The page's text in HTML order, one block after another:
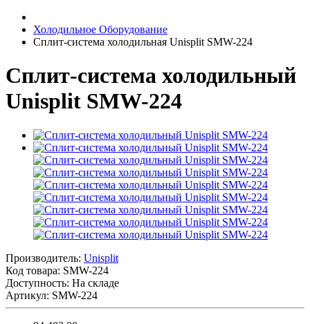
Холодильное Оборудование
Сплит-система холодильная Unisplit SMW-224
Сплит-система холодильный
Unisplit SMW-224
Производитель: Unisplit
Код товара: SMW-224
Доступность: На складе
Артикул: SMW-224